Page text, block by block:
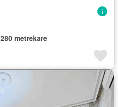
280 metrekare